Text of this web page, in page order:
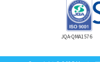
JQA-QMA1576